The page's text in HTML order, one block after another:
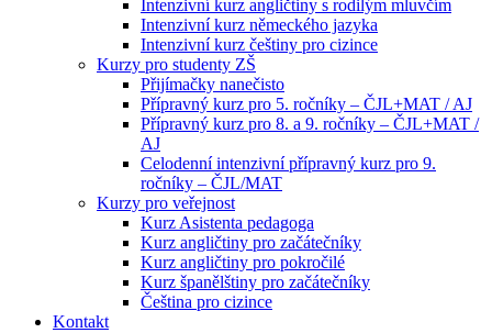
Intenzivní kurz angličtiny s rodilým mluvčím
Intenzivní kurz německého jazyka
Intenzivní kurz češtiny pro cizince
Kurzy pro studenty ZŠ
Přijímačky nanečisto
Přípravný kurz pro 5. ročníky – ČJL+MAT / AJ
Přípravný kurz pro 8. a 9. ročníky – ČJL+MAT /
AJ
Celodenní intenzivní přípravný kurz pro 9.
ročníky – ČJL/MAT
Kurzy pro veřejnost
Kurz Asistenta pedagoga
Kurz angličtiny pro začátečníky
Kurz angličtiny pro pokročilé
Kurz španělštiny pro začátečníky
Čeština pro cizince
Kontakt